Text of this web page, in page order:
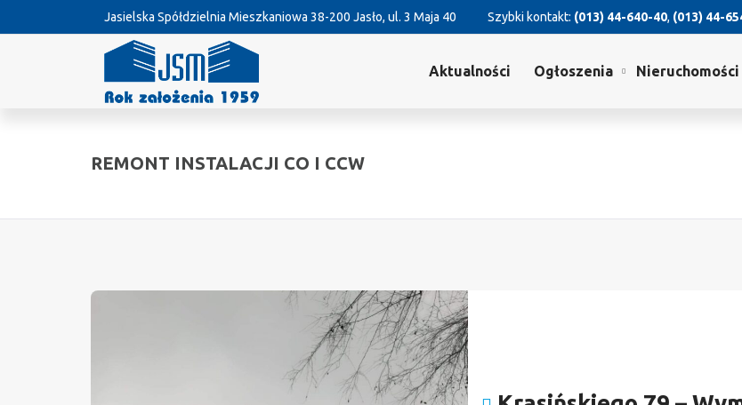
Jasielska Spółdzielnia Mieszkaniowa 38-200 Jasło, ul. 3 Maja 40 Szybki kontakt: (013) 44-640-40, (013) 44-
Aktualności Ogłoszenia Nieruchomości
REMONT INSTALACJI CO I CCW